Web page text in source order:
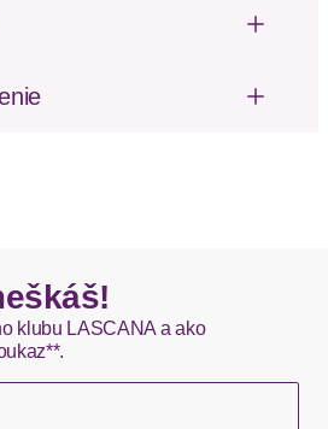
/ lem
ploche
pás
sú zvyčajne doručené
3 pracovných dní.
sú zvyčajne doručené
klubu LASCANA a ako